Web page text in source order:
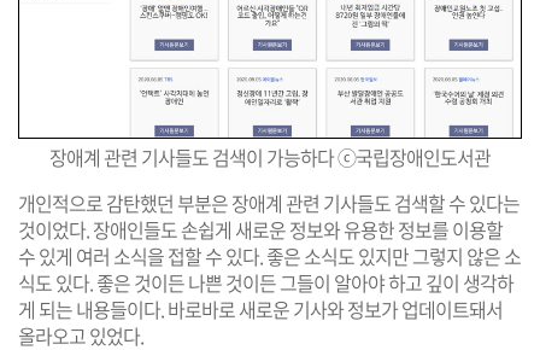
장애계 관련 기사들도 검색이 가능하다 ⓒ국립장애인도서관
개인적으로 감탄했던 부분은 장애계 관련 기사들도 검색할 수 있다는
것이었다. 장애인들도 손쉽게 새로운 정보와 유용한 정보를 이용할
수 있게 여러 소식을 접할 수 있다. 좋은 소식도 있지만 그렇지 않은 소
식도 있다. 좋은 것이든 나쁜 것이든 그들이 알아야 하고 깊이 생각하
게 되는 내용들이다. 바로바로 새로운 기사와 정보가 업데이트돼서
올라오고 있었다.